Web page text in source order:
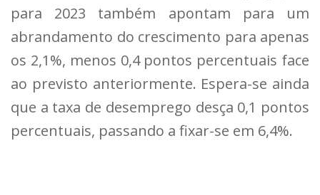
para 2023 também apontam para um
abrandamento do crescimento para apenas
os 2,1%, menos 0,4 pontos percentuais face
ao previsto anteriormente. Espera-se ainda
que a taxa de desemprego desça 0,1 pontos
percentuais, passando a fixar-se em 6,4%.